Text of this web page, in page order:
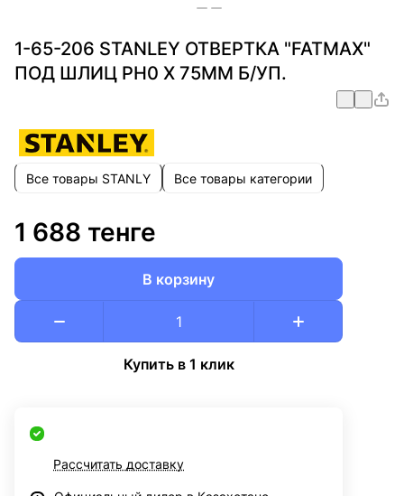
1-65-206 STANLEY ОТВЕРТКА "FATMAX"
ПОД ШЛИЦ PH0 Х 75ММ Б/УП.
Все товары STANLY Все товары категории
1 688 тенге
В корзину
Купить в 1 клик
Рассчитать доставку